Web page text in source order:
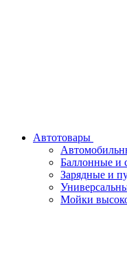
Автотовары
Баллонные и
Зарядные и
Мойки